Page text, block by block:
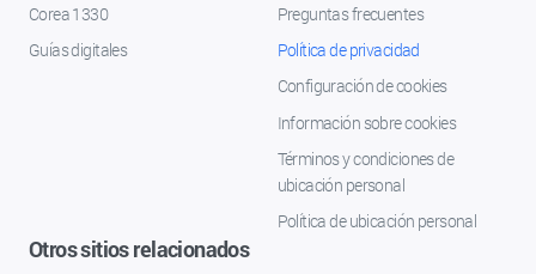
Corea 1330
Guías digitales
Preguntas frecuentes
Política de privacidad
Configuración de cookies
Información sobre cookies
Términos y condiciones de
ubicación personal
Política de ubicación personal
Otros sitios relacionados